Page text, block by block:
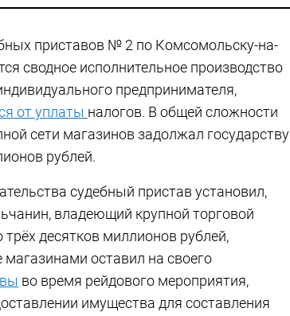
приставов № 2 по Комсомольску-на-
сводное исполнительное производство
предпринимателя,
от уплаты налогов. В общей сложности
сети магазинов задолжал государству
рублей.
судебный пристав установил,
владеющий крупной торговой
десятков миллионов рублей,
магазинами оставил на своего
во время рейдового мероприятия,
имущества для составления